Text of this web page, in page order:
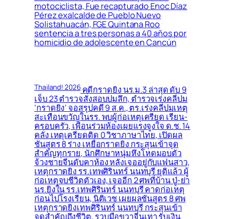
motociclista, Fue recapturado Enoc Díaz
Pérez exalcalde de Pueblo Nuevo
Solistahuacán, FGE Quintana Roo
sentencia a tres personas a 40 años por
homicidio de adolescente en Cancún
Thailand! 2026คดีกราดยิง นร.ม.3 ล่าสุด ดับ 9
เจ็บ 23 ตำรวจสั่งสอบปมลึก, ตำรวจเร่งคลี่ปม
‘กราดยิง’ จอสรุปคดี 9 ส.ค., ตร.เร่งคลี่ปมเหตุ
สะเทือนขวัญในรร. พบผู้ก่อเหตุเครียด เรียน-
ครอบครัว, เพื่อนร่วมห้องเผยแรงจูงใจ ด.ช. 14
คลั่ง เหตุเครียดติด 0 วิชาภาษาไทย, เปิดผล
ชันสูตร 8 ร่าง เหยื่อกราดยิง กระสุนเข้าจุด
สำคัญทุกราย, นักศึกษาหนุ่มหึงโหดมอบตัว
จ้วงชายจีนดับคาห้อง หลังเจออยู่กับแฟนสาว,
เหตุกราดยิง รร.เทพศิรินทร์ นนทบุรี ยุติแล้ว ผู้
ก่อเหตุจบชีวิตตัวเอง, เจออีก 2 ศพที่บ้าน ปู่-ย่า
นร.ยิงใน รร.เทพศิรินทร์ นนทบุรี คาดก่อเหตุ
ก่อนไปโรงเรียน, นิติเวช เผยผลชันสูตร 8 ศพ
เหตุกราดยิงเทพศิรินทร์ นนทบุรี กระสุนเข้า
จุดสำคัญถึงชีวิต, รวบมือขวาจีนเทา รับเงิน